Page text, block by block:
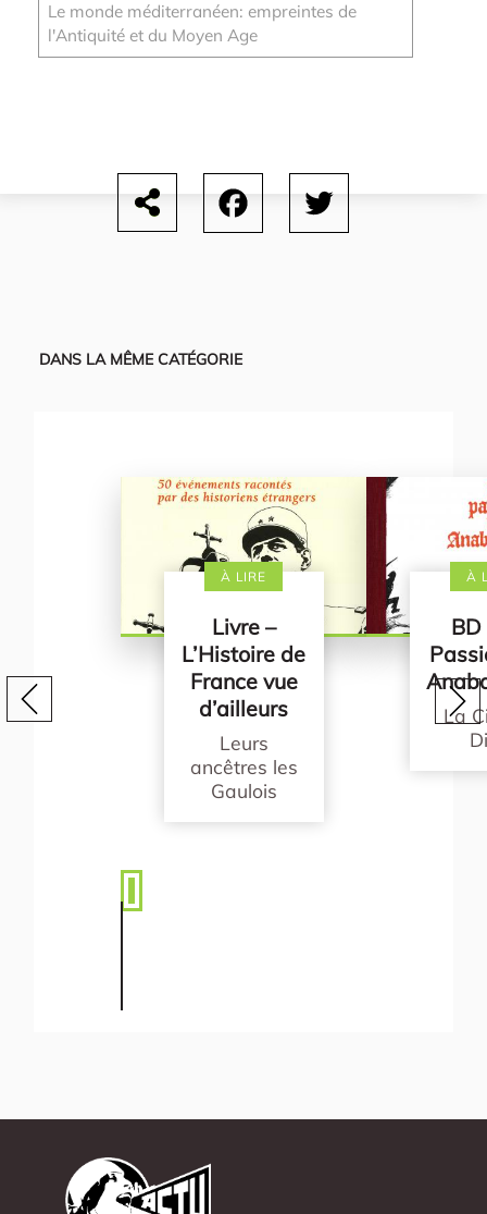
Le monde méditerranéen: empreintes de
l'Antiquité et du Moyen Age
Facebook
DANS LA MÊME CATÉGORIE
À LIRE
Livre –
L’Histoire de
France vue
d’ailleurs
Leurs
ancêtres les
Gaulois
À
BD
La